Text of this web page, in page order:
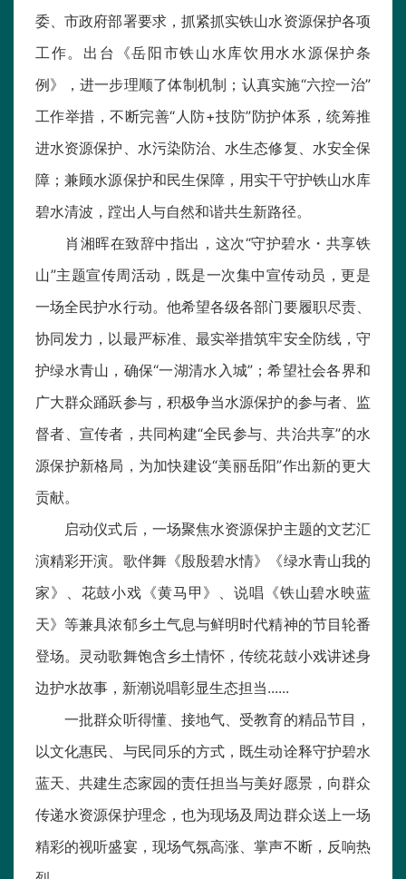
委、市政府部署要求，抓紧抓实铁山水资源保护各项
工作。出台《岳阳市铁山水库饮用水水源保护条
例》，进一步理顺了体制机制；认真实施“六控一治”
工作举措，不断完善“人防+技防”防护体系，统筹推
进水资源保护、水污染防治、水生态修复、水安全保
障；兼顾水源保护和民生保障，用实干守护铁山水库
碧水清波，蹚出人与自然和谐共生新路径。
肖湘晖在致辞中指出，这次“守护碧水・共享铁
山”主题宣传周活动，既是一次集中宣传动员，更是
一场全民护水行动。他希望各级各部门要履职尽责、
协同发力，以最严标准、最实举措筑牢安全防线，守
护绿水青山，确保“一湖清水入城”；希望社会各界和
广大群众踊跃参与，积极争当水源保护的参与者、监
督者、宣传者，共同构建“全民参与、共治共享”的水
源保护新格局，为加快建设“美丽岳阳”作出新的更大
贡献。
启动仪式后，一场聚焦水资源保护主题的文艺汇
演精彩开演。歌伴舞《殷殷碧水情》《绿水青山我的
家》、花鼓小戏《黄马甲》、说唱《铁山碧水映蓝
天》等兼具浓郁乡土气息与鲜明时代精神的节目轮番
登场。灵动歌舞饱含乡土情怀，传统花鼓小戏讲述身
边护水故事，新潮说唱彰显生态担当......
一批群众听得懂、接地气、受教育的精品节目，
以文化惠民、与民同乐的方式，既生动诠释守护碧水
蓝天、共建生态家园的责任担当与美好愿景，向群众
传递水资源保护理念，也为现场及周边群众送上一场
精彩的视听盛宴，现场气氛高涨、掌声不断，反响热